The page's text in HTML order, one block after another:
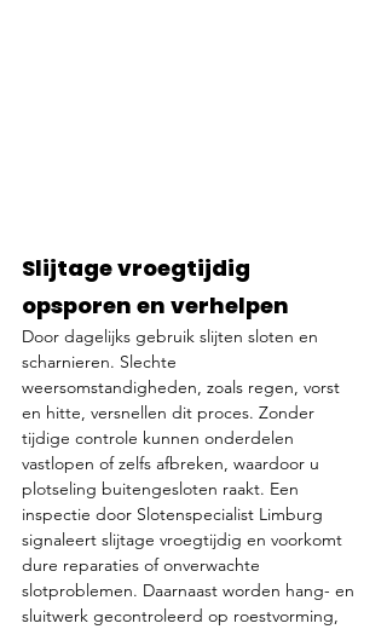
Slijtage vroegtijdig
opsporen en verhelpen
Door dagelijks gebruik slijten sloten en
scharnieren. Slechte
weersomstandigheden, zoals regen, vorst
en hitte, versnellen dit proces. Zonder
tijdige controle kunnen onderdelen
vastlopen of zelfs afbreken, waardoor u
plotseling buitengesloten raakt. Een
inspectie door Slotenspecialist Limburg
signaleert slijtage vroegtijdig en voorkomt
dure reparaties of onverwachte
slotproblemen. Daarnaast worden hang- en
sluitwerk gecontroleerd op roestvorming,